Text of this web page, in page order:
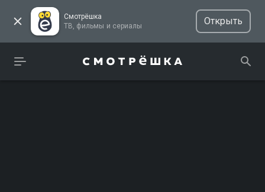
Смотрёшка
ТВ, фильмы и сериалы
Открыть